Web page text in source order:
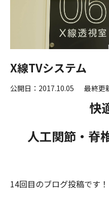
X線TVシステム
公開日：2017.10.05 最終更
快
人工関節・
14回目のブログ投稿です！